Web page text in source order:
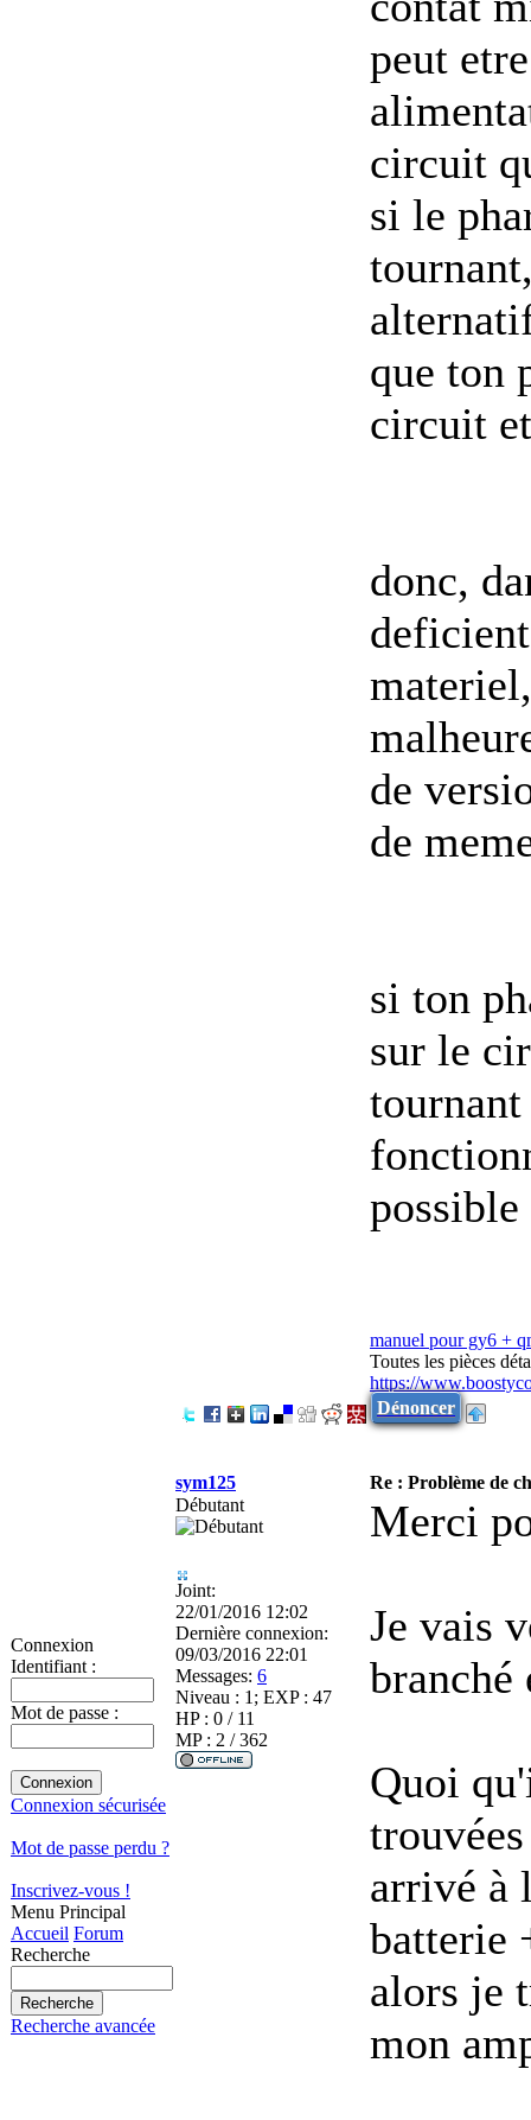
Connexion
Identifiant :
Mot de passe :
Connexion sécurisée
Mot de passe perdu ?
Inscrivez-vous !
Menu Principal
Accueil Forum
Recherche
Recherche avancée
peut
circuit
si le
que ton
circuit
donc,
de
de
si ton
sur le
manuel pour gy6 +
Toutes les pièces
https://
Dénoncer
sym125
Re : Problème de
Débutant
Joint:
22/01/2016 12:02
Dernière connexion:
09/03/2016 22:01
Messages: 6
Niveau : 1; EXP : 47
HP : 0 / 11
MP : 2 / 362
Merci
Je vais
branché
Quoi
arrivé à
batterie
alors je
mon